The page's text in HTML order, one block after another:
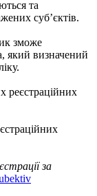
та
суб’єктів.
зможе
який визначений
реєстраційних
за